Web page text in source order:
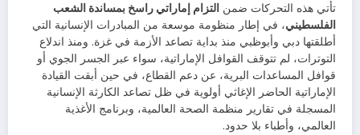
تأتي هذه التحركات ضمن التزام إماراتي راسخ بمساندة الشعب
الفلسطيني، في إطار منظومة موسعة من المبادرات الإنسانية التي
أطلقتها دبي وأبوظبي منذ بداية تصاعد الأزمة في غزة. ومنذ اندلاع
التوترات، لم تتوقف القوافل الإماراتية، سواء عبر الجسر الجوي أو
قوافل المساعدات البرية، عن دعم القطاع، في حين أبقت القيادة
الإماراتية الحاضر الإغاثي أولوية في ظل تصاعد الكارثة الإنسانية
المسجلة في تقارير منظمة الصحة العالمية، وبرنامج الأغذية
العالمي، وأطباء بلا حدود.